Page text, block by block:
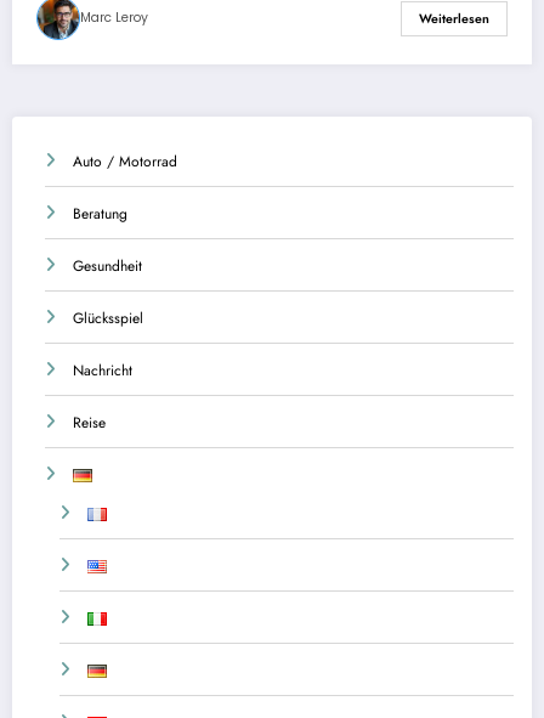
Marc Leroy Weiterlesen
Auto / Motorrad
Beratung
Gesundheit
Glücksspiel
Nachricht
Reise